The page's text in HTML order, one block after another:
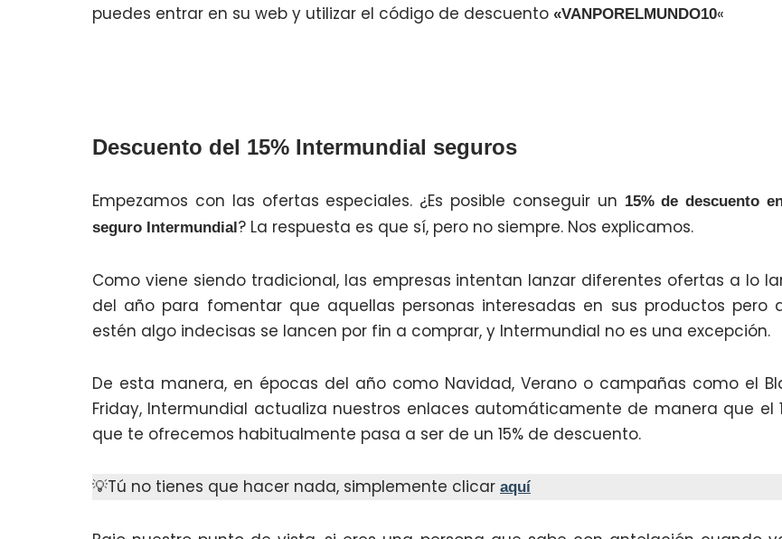
puedes entrar en su web y utilizar el código de descuento «VANPORELMUNDO10«
Descuento del 15% Intermundial seguros
Empezamos con las ofertas especiales. ¿Es posible conseguir un 15% de descuento
seguro Intermundial? La respuesta es que sí, pero no siempre. Nos explicamos.
Como viene siendo tradicional, las empresas intentan lanzar diferentes ofertas a lo
del año para fomentar que aquellas personas interesadas en sus productos pero
estén algo indecisas se lancen por fin a comprar, y Intermundial no es una excepción.
De esta manera, en épocas del año como Navidad, Verano o campañas como el
Friday, Intermundial actualiza nuestros enlaces automáticamente de manera que el
que te ofrecemos habitualmente pasa a ser de un 15% de descuento.
💡Tú no tienes que hacer nada, simplemente clicar aquí